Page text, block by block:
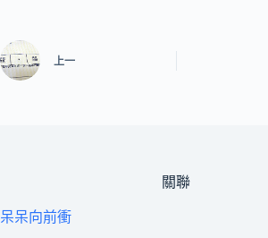
上一
關聯
呆呆向前衝